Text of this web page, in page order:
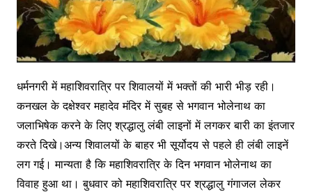
धर्मनगरी में महाशिवरात्रि पर शिवालयों में भक्तों की भारी भीड़ रही।
कनखल के दक्षेश्वर महादेव मंदिर में सुबह से भगवान भोलेनाथ का
जलाभिषेक करने के लिए श्रद्धालु लंबी लाइनों में लगकर बारी का इंतजार
करते दिखे।अन्य शिवालयों के बाहर भी सूर्योदय से पहले ही लंबी लाइनें
लग गई। मान्यता है कि महाशिवरात्रि के दिन भगवान भोलेनाथ का
विवाह हुआ था। बुधवार को महाशिवरात्रि पर श्रद्धालु गंगाजल लेकर